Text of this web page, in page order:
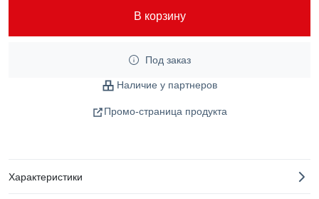
В корзину
Под заказ
Наличие у партнеров
Промо-страница продукта
Характеристики